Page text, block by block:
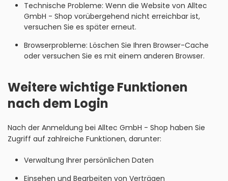
Technische Probleme: Wenn die Website von Alltec
GmbH - Shop vorübergehend nicht erreichbar ist,
versuchen Sie es später erneut.
Browserprobleme: Löschen Sie Ihren Browser-Cache
oder versuchen Sie es mit einem anderen Browser.
Weitere wichtige Funktionen
nach dem Login
Nach der Anmeldung bei Alltec GmbH - Shop haben Sie
Zugriff auf zahlreiche Funktionen, darunter:
Verwaltung Ihrer persönlichen Daten
Einsehen und Bearbeiten von Verträgen